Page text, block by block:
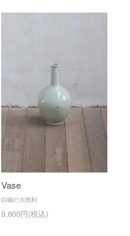
Vase
白磁の大徳利
9,800円(税込)